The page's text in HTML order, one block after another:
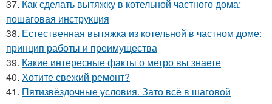
37. Как сделать вытяжку в котельной частного дома:
пошаговая инструкция
38. Естественная вытяжка из котельной в частном доме:
принцип работы и преимущества
39. Какие интересные факты о метро вы знаете
40. Хотите свежий ремонт?
41. Пятизвёздочные условия. Зато всё в шаговой